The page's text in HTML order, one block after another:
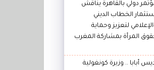
دولي بالقاهرة يناقش
الخطاب الديني
لتعزيز وحماية
المرأة بمشاركة المغرب
أبابا .. وزيرة كونغولية